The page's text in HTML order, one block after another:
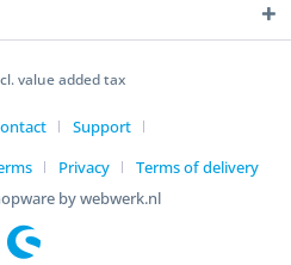
value added tax
Support
Privacy
Terms of delivery
by webwerk.nl